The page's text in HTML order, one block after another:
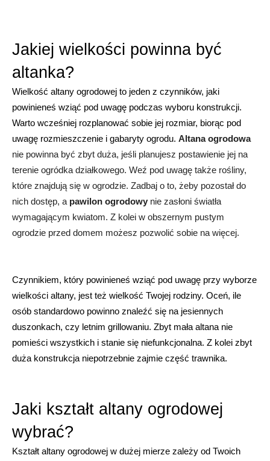
Jakiej wielkości powinna być
altanka?
Wielkość altany ogrodowej to jeden z czynników, jaki
powinieneś wziąć pod uwagę podczas wyboru konstrukcji.
Warto wcześniej rozplanować sobie jej rozmiar, biorąc pod
uwagę rozmieszczenie i gabaryty ogrodu. Altana ogrodowa
nie powinna być zbyt duża, jeśli planujesz postawienie jej na
terenie ogródka działkowego. Weź pod uwagę także rośliny,
które znajdują się w ogrodzie. Zadbaj o to, żeby pozostał do
nich dostęp, a pawilon ogrodowy nie zasłoni światła
wymagającym kwiatom. Z kolei w obszernym pustym
ogrodzie przed domem możesz pozwolić sobie na więcej.
Czynnikiem, który powinieneś wziąć pod uwagę przy wyborze
wielkości altany, jest też wielkość Twojej rodziny. Oceń, ile
osób standardowo powinno znaleźć się na jesiennych
duszonkach, czy letnim grillowaniu. Zbyt mała altana nie
pomieści wszystkich i stanie się niefunkcjonalna. Z kolei zbyt
duża konstrukcja niepotrzebnie zajmie część trawnika.
Jaki kształt altany ogrodowej
wybrać?
Kształt altany ogrodowej w dużej mierze zależy od Twoich